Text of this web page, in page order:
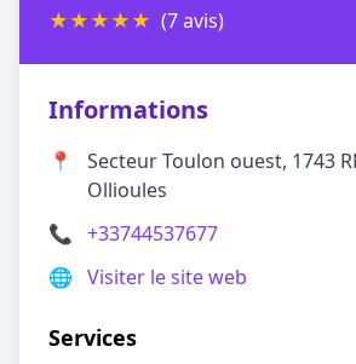
★★★★★ (7 avis)
Informations
📍
Secteur Toulon ouest, 1743
Ollioules
📞 +33744537677
🌐 Visiter le site web
Services